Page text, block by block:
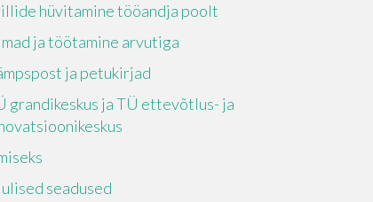
hüvitamine tööandja poolt
ja töötamine arvutiga
ja petukirjad
grandikeskus ja TÜ ettevõtlus- ja
seadused